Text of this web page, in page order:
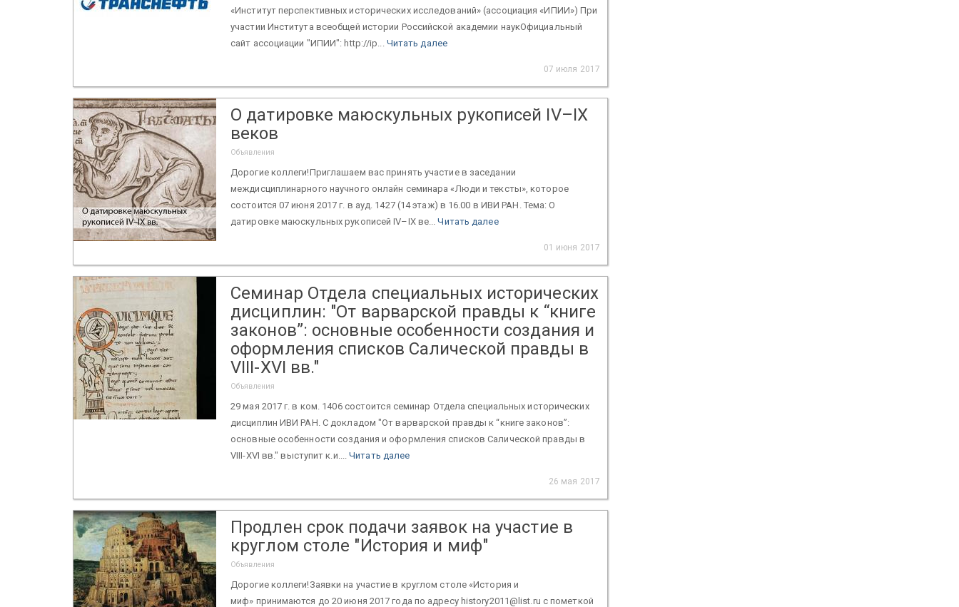
«Институт перспективных исторических исследований» (ассоциация «ИПИИ») При
участии Института всеобщей истории Российской академии наукОфициальный
сайт ассоциации "ИПИИ": http://ip... Читать далее
07 июля 2017
О датировке маюскульных рукописей IV–IX
веков
Объявления
Дорогие коллеги!Приглашаем вас принять участие в заседании
междисциплинарного научного онлайн семинара «Люди и тексты», которое
состоится 07 июня 2017 г. в ауд. 1427 (14 этаж) в 16.00 в ИВИ РАН. Тема: О
датировке маюскульных рукописей IV–IX ве...Читать далее
01 июня 2017
Семинар Отдела специальных исторических
дисциплин: "От варварской правды к “книге
законов”: основные особенности создания и
оформления списков Салической правды в
VIII-XVI вв."
Объявления
29 мая 2017 г. в ком. 1406 состоится семинар Отдела специальных исторических
дисциплин ИВИ РАН. С докладом "От варварской правды к “книге законов”:
основные особенности создания и оформления списков Салической правды в
VIII-XVI вв." выступит к.и....Читать далее
26 мая 2017
Продлен срок подачи заявок на участие в
круглом столе "История и миф"
Объявления
Дорогие коллеги!Заявки на участие в круглом столе «История и
миф» принимаются до 20 июня 2017 года по адресу history2011@list.ru с пометкой